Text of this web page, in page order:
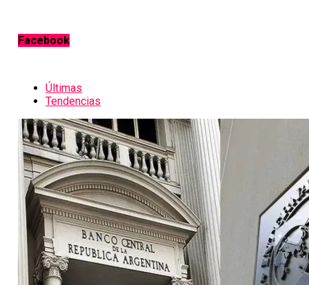
Facebook
Últimas
Tendencias